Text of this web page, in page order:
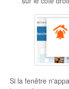
Si la fenêtre